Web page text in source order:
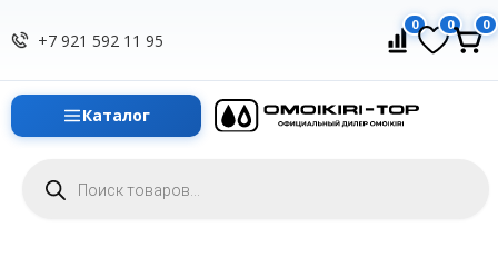
+7 921 592 11 95
0 0 0
Каталог
товаров